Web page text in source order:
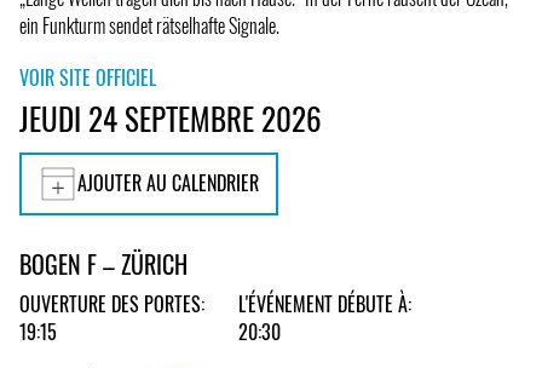
ein Funkturm sendet rätselhafte Signale.
VOIR SITE OFFICIEL
JEUDI 24 SEPTEMBRE 2026
AJOUTER AU CALENDRIER
BOGEN F – ZÜRICH
OUVERTURE DES PORTES:
19:15
L'ÉVÉNEMENT DÉBUTE À:
20:30